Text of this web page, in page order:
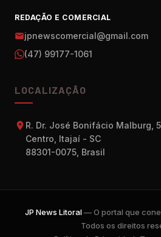
REDAÇÃO E COMERCIAL
jpnewscomercial@gmail.com
(47) 99177-1061
LOCALIZAÇÃO
R. Dr. José Bonifácio Malburg,
Centro, Itajaí - SC
88301-0075, Brasil
JP News Litoral— O portal que
Todos os direitos